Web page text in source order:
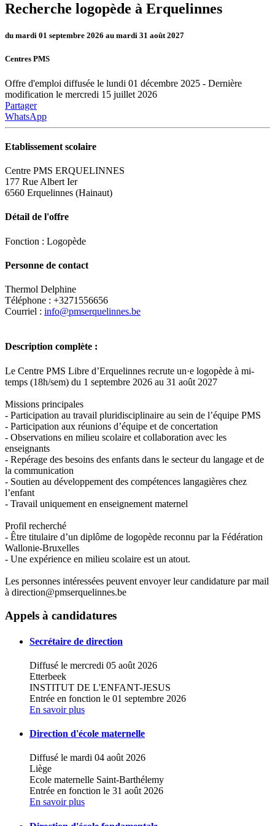
Recherche logopède à Erquelinnes
du mardi 01 septembre 2026 au mardi 31 août 2027
Centres PMS
Offre d'emploi diffusée le lundi 01 décembre 2025 - Dernière
modification le mercredi 15 juillet 2026
Partager
WhatsApp
Etablissement scolaire
Centre PMS ERQUELINNES
177 Rue Albert Ier
6560 Erquelinnes (Hainaut)
Détail de l'offre
Fonction : Logopède
Personne de contact
Thermol Delphine
Téléphone : +3271556656
Courriel : info@pmserquelinnes.be
Description complète :
Le Centre PMS Libre d’Erquelinnes recrute un·e logopède à mi-
temps (18h/sem) du 1 septembre 2026 au 31 août 2027
Missions principales
- Participation au travail pluridisciplinaire au sein de l’équipe PMS
- Participation aux réunions d’équipe et de concertation
- Observations en milieu scolaire et collaboration avec les
enseignants
- Repérage des besoins des enfants dans le secteur du langage et de
la communication
- Soutien au développement des compétences langagières chez
l’enfant
- Travail uniquement en enseignement maternel
Profil recherché
- Être titulaire d’un diplôme de logopède reconnu par la Fédération
Wallonie-Bruxelles
- Une expérience en milieu scolaire est un atout.
Les personnes intéressées peuvent envoyer leur candidature par mail
à direction@pmserquelinnes.be
Centre PMS ERQUELINNES
+
Leaflet
Appels à candidatures
Secrétaire de direction
Diffusé le mercredi 05 août 2026
Etterbeek
INSTITUT DE L'ENFANT-JESUS
Entrée en fonction le 01 septembre 2026
En savoir plus
Direction d'école maternelle
Diffusé le mardi 04 août 2026
Liège
Ecole maternelle Saint-Barthélemy
Entrée en fonction le 31 août 2026
En savoir plus